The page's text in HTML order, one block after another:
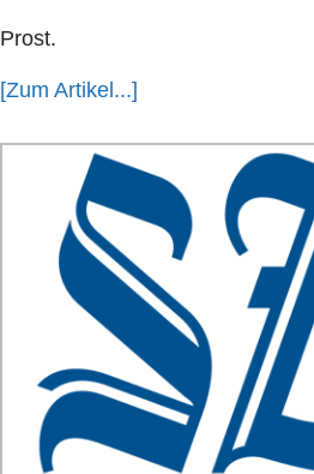
Prost.
[Zum Artikel...]